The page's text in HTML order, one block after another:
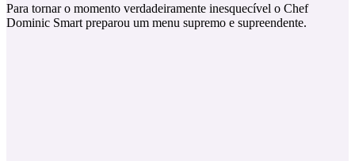
Para tornar o momento verdadeiramente inesquecível o Chef
Dominic Smart preparou um menu supremo e supreendente.